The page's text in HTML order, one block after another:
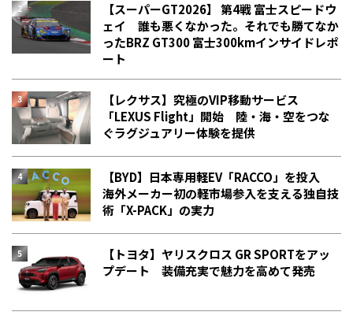
【スーパーGT2026】 第4戦 富士スピードウ
ェイ 誰も悪くなかった。それでも勝てなか
った――BRZ GT300 富士300kmインサイドレポ
ート
【レクサス】究極のVIP移動サービス
「LEXUS Flight」開始 陸・海・空をつな
ぐラグジュアリー体験を提供
【BYD】日本専用軽EV「RACCO」を投入
海外メーカー初の軽市場参入を支える独自技
術「X-PACK」の実力
【トヨタ】ヤリスクロス GR SPORTをアッ
プデート 装備充実で魅力を高めて発売